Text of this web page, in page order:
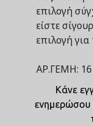
επιλογή
είστε
επιλογή για
ΑΡ.ΓΕΜΗ:
Κάνε
ενημερώσου